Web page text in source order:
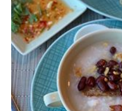
は、美術部で油絵を描いてい
は、哲学科の美学を専攻しま
の言葉があったからかもしれ
い。今日はお月様が格別に綺
に来てごらん。苔に落ちた寒
風に、美しい物、綺麗な物を
美しいと教えてくれた事をあ
されたお食事をいただく機会
統領が会話に集中できるよう
アワビも食べやすい大きさに
た。)